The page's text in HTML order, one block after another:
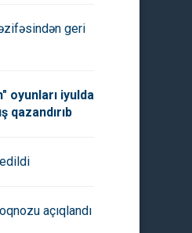
geri
oyunları iyulda
qazandırıb
açıqlandı